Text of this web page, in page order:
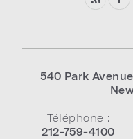
540 Park
Téléphone :
212-759-4100